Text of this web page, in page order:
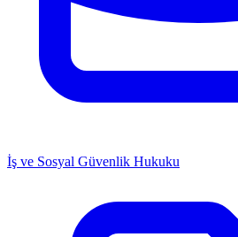
İş ve Sosyal Güvenlik Hukuku